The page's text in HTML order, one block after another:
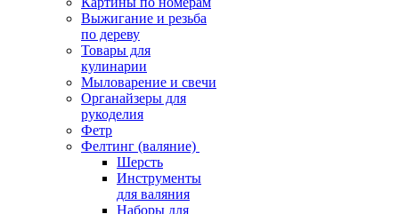
Выжигание и резьба
по дереву
Товары для
кулинарии
Мыловарение и свечи
Органайзеры для
рукоделия
Фетр
Фелтинг (валяние)
Шерсть
Инструменты
для валяния
Наборы для